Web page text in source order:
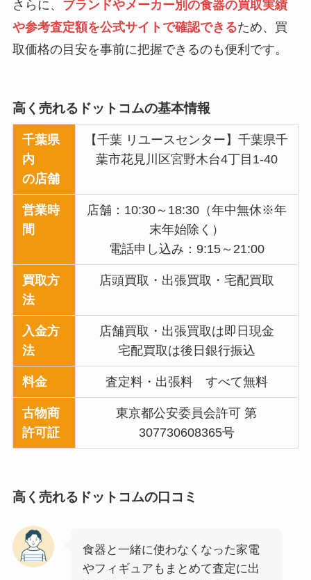
さらに、 ブランドやメーカー別の食器の買取実績
や参考査定額を公式サイトで確認できるため、買
取価格の目安を事前に把握できるのも便利です。
高く売れるドットコムの基本情報
千葉県
内
の店舗
【千葉 リユースセンター】千葉県千
葉市花見川区宮野木台4丁目1-40
営業時
間
店舗：10:30～18:30（年中無休※年
末年始除く）
電話申し込み：9:15～21:00
買取方
法
店頭買取・出張買取・宅配買取
入金方
法
店舗買取・出張買取は即日現金
宅配買取は後日銀行振込
料金 査定料・出張料 すべて無料
古物商
許可証
東京都公安委員会許可 第
307730608365号
高く売れるドットコムの口コミ
食器と一緒に使わなくなった家電
やフィギュアもまとめて査定に出